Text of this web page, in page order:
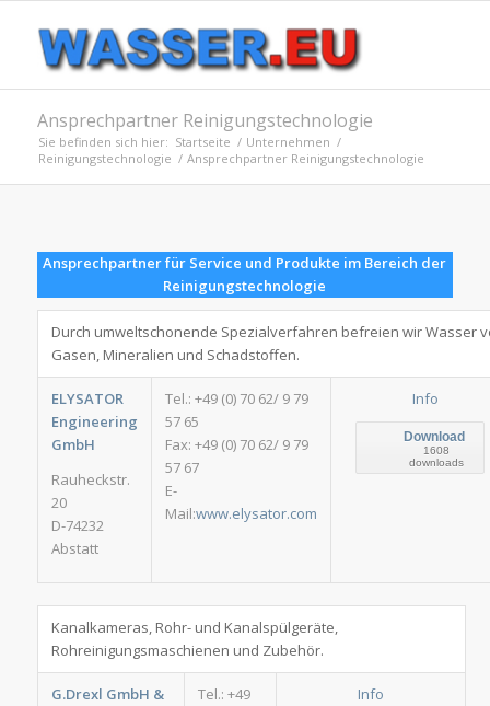
Ansprechpartner Reinigungstechnologie
Sie befinden sich hier: Startseite / Unternehmen /
Reinigungstechnologie / Ansprechpartner Reinigungstechnologie
Ansprechpartner für Service und Produkte im Bereich der
Reinigungstechnologie
Durch umweltschonende Spezialverfahren befreien wir Wasser
Gasen, Mineralien und Schadstoffen.
ELYSATOR
Engineering
GmbH
Rauheckstr.
20
D-74232
Abstatt
Tel.: +49 (0) 70 62/ 9 79
57 65
Fax: +49 (0) 70 62/ 9 79
57 67
E-
Mail:www.elysator.com
Info
Download
1608
downloads
Kanalkameras, Rohr- und Kanalspülgeräte,
Rohreinigungsmaschienen und Zubehör.
G.Drexl GmbH &
Tel.: +49
Info